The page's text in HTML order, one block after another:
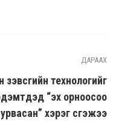
ДАРААХ
технологийг
“эх орноосоо
урвасан” хэрэг үүсгэжээ